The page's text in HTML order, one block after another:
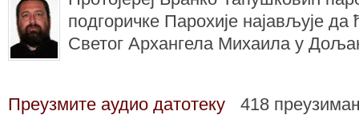
подгоричке Парохије најављује
Светог Архангела Михаила у
Преузмите аудио датотеку 418